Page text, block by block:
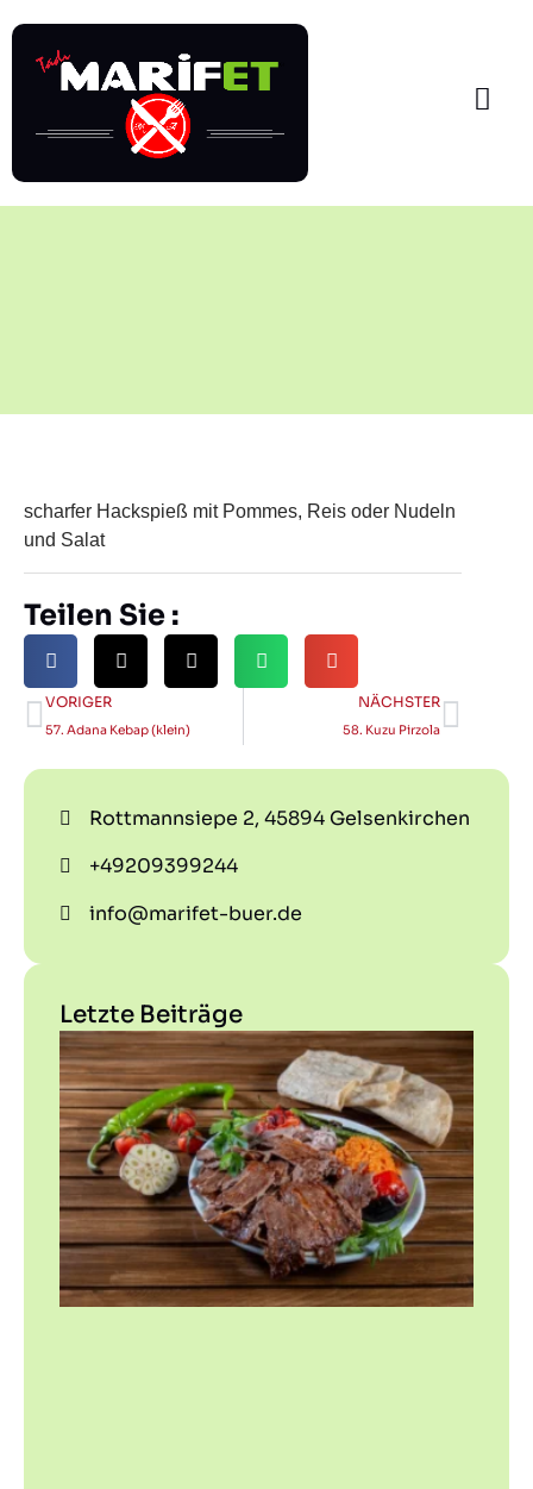
scharfer Hackspieß mit Pommes, Reis oder Nudeln
und Salat
Teilen Sie :
VORIGER
57. Adana Kebap (klein)
NÄCHSTER
58. Kuzu Pirzola
Rottmannsiepe 2, 45894 Gelsenkirchen
+49209399244
info@marifet-buer.de
Letzte Beiträge